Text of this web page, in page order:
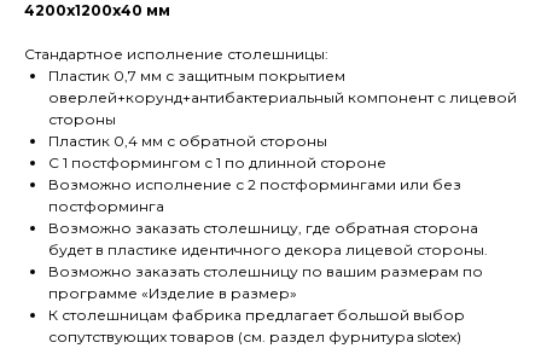
4200х1200х40 мм
Стандартное исполнение столешницы:
Пластик 0,7 мм с защитным покрытием
оверлей+корунд+антибактериальный компонент с лицевой
стороны
Пластик 0,4 мм с обратной стороны
С 1 постформингом с 1 по длинной стороне
Возможно исполнение с 2 постформингами или без
постформинга
Возможно заказать столешницу, где обратная сторона
будет в пластике идентичного декора лицевой стороны.
Возможно заказать столешницу по вашим размерам по
программе «Изделие в размер»
К столешницам фабрика предлагает большой выбор
сопутствующих товаров (см. раздел фурнитура slotex)